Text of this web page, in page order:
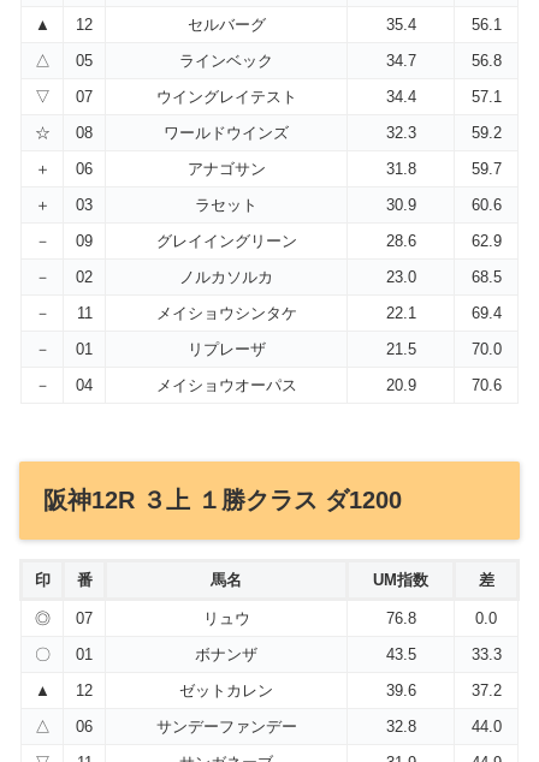
▲
12 セルバーグ 35.4
56.1
△
05 ラインベック 34.7
56.8
▽
07 ウイングレイテスト 34.4
57.1
☆
08 ワールドウインズ 32.3
59.2
＋
06 アナゴサン 31.8
59.7
＋
03 ラセット 30.9
60.6
－
09 グレイイングリーン 28.6
62.9
－
02 ノルカソルカ 23.0
68.5
－
11 メイショウシンタケ 22.1
69.4
－
01 リプレーザ 21.5
70.0
－
04 メイショウオーパス 20.9 70.6
阪神12R ３上 １勝クラス ダ1200
印 番 馬名 UM指数 差
◎ 07 リュウ 76.8
0.0
〇
01 ボナンザ 43.5
33.3
▲
12 ゼットカレン 39.6
37.2
△
06 サンデーファンデー 32.8
44.0